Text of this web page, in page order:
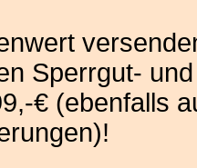
Sperrgut-
€ (ebenfalls